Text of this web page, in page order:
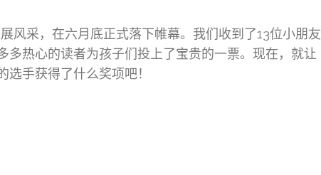
风采，在六月底正式落下帷幕。我们收到了13位小朋友
多热心的读者为孩子们投上了宝贵的一票。现在，就让
手获得了什么奖项吧！